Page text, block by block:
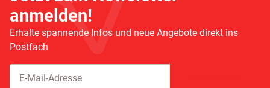
anmelden!
Erhalte spannende Infos und neue Angebote direkt ins
Postfach